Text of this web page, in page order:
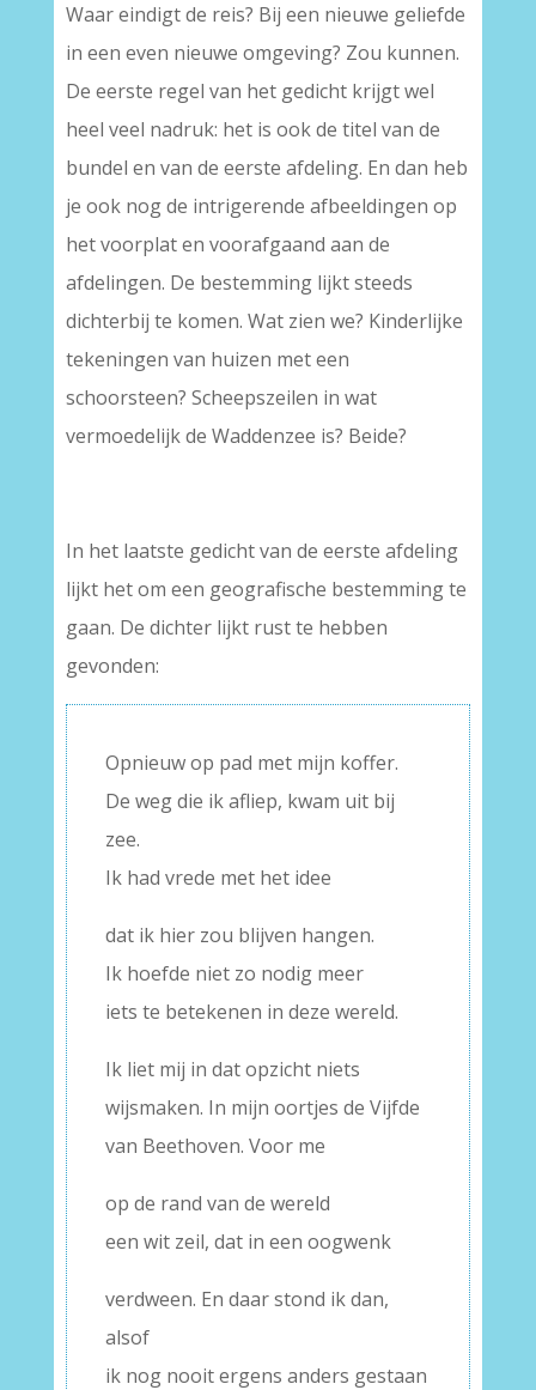
Waar eindigt de reis? Bij een nieuwe geliefde
in een even nieuwe omgeving? Zou kunnen.
De eerste regel van het gedicht krijgt wel
heel veel nadruk: het is ook de titel van de
bundel en van de eerste afdeling. En dan heb
je ook nog de intrigerende afbeeldingen op
het voorplat en voorafgaand aan de
afdelingen. De bestemming lijkt steeds
dichterbij te komen. Wat zien we? Kinderlijke
tekeningen van huizen met een
schoorsteen? Scheepszeilen in wat
vermoedelijk de Waddenzee is? Beide?
In het laatste gedicht van de eerste afdeling
lijkt het om een geografische bestemming te
gaan. De dichter lijkt rust te hebben
gevonden:
Opnieuw op pad met mijn koffer.
De weg die ik afliep, kwam uit bij
zee.
Ik had vrede met het idee
dat ik hier zou blijven hangen.
Ik hoefde niet zo nodig meer
iets te betekenen in deze wereld.
Ik liet mij in dat opzicht niets
wijsmaken. In mijn oortjes de Vijfde
van Beethoven. Voor me
op de rand van de wereld
een wit zeil, dat in een oogwenk
verdween. En daar stond ik dan,
alsof
ik nog nooit ergens anders gestaan